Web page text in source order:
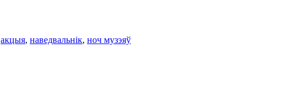
акцыя, наведвальнік, ноч музэяў